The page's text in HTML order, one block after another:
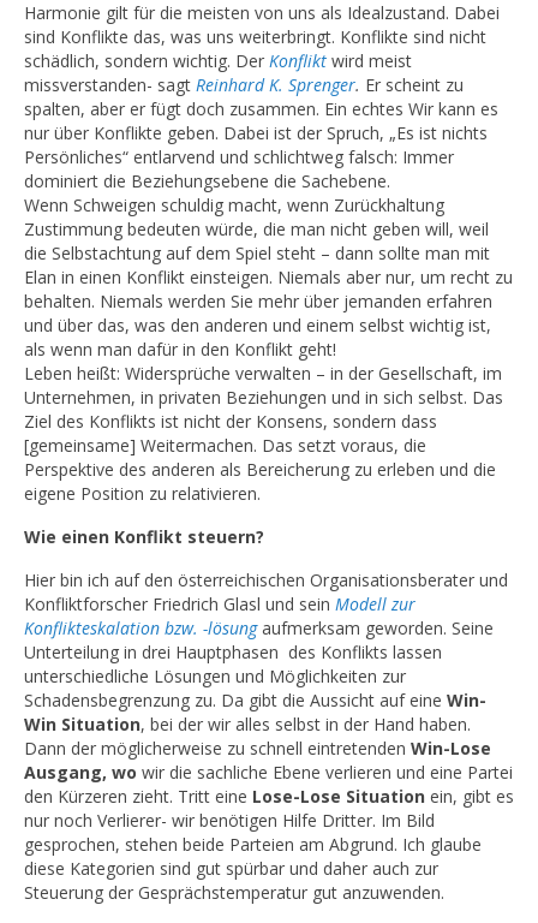
Harmonie gilt für die meisten von uns als Idealzustand. Dabei
sind Konflikte das, was uns weiterbringt. Konflikte sind nicht
schädlich, sondern wichtig. Der Konflikt wird meist
missverstanden- sagt Reinhard K. Sprenger. Er scheint zu
spalten, aber er fügt doch zusammen. Ein echtes Wir kann es
nur über Konflikte geben. Dabei ist der Spruch, „Es ist nichts
Persönliches“ entlarvend und schlichtweg falsch: Immer
dominiert die Beziehungsebene die Sachebene.
Wenn Schweigen schuldig macht, wenn Zurückhaltung
Zustimmung bedeuten würde, die man nicht geben will, weil
die Selbstachtung auf dem Spiel steht – dann sollte man mit
Elan in einen Konflikt einsteigen. Niemals aber nur, um recht zu
behalten. Niemals werden Sie mehr über jemanden erfahren
und über das, was den anderen und einem selbst wichtig ist,
als wenn man dafür in den Konflikt geht!
Leben heißt: Widersprüche verwalten – in der Gesellschaft, im
Unternehmen, in privaten Beziehungen und in sich selbst. Das
Ziel des Konflikts ist nicht der Konsens, sondern dass
[gemeinsame] Weitermachen. Das setzt voraus, die
Perspektive des anderen als Bereicherung zu erleben und die
eigene Position zu relativieren.
Wie einen Konflikt steuern?
Hier bin ich auf den österreichischen Organisationsberater und
Konfliktforscher Friedrich Glasl und sein Modell zur
Konflikteskalation bzw. -lösungaufmerksam geworden. Seine
Unterteilung in drei Hauptphasen des Konflikts lassen
unterschiedliche Lösungen und Möglichkeiten zur
Schadensbegrenzung zu. Da gibt die Aussicht auf eine Win-
Win Situation, bei der wir alles selbst in der Hand haben.
Dann der möglicherweise zu schnell eintretenden Win-Lose
Ausgang, wo wir die sachliche Ebene verlieren und eine Partei
den Kürzeren zieht. Tritt eine Lose-Lose Situation ein, gibt es
nur noch Verlierer- wir benötigen Hilfe Dritter. Im Bild
gesprochen, stehen beide Parteien am Abgrund. Ich glaube
diese Kategorien sind gut spürbar und daher auch zur
Steuerung der Gesprächstemperatur gut anzuwenden.